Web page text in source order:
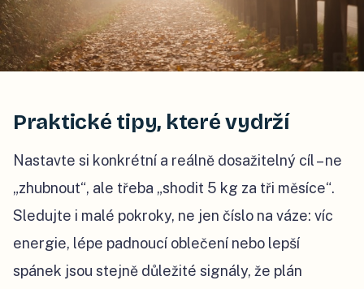
Praktické tipy, které vydrží
Nastavte si konkrétní a reálně dosažitelný cíl – ne
„zhubnout“, ale třeba „shodit 5 kg za tři měsíce“.
Sledujte i malé pokroky, ne jen číslo na váze: víc
energie, lépe padnoucí oblečení nebo lepší
spánek jsou stejně důležité signály, že plán